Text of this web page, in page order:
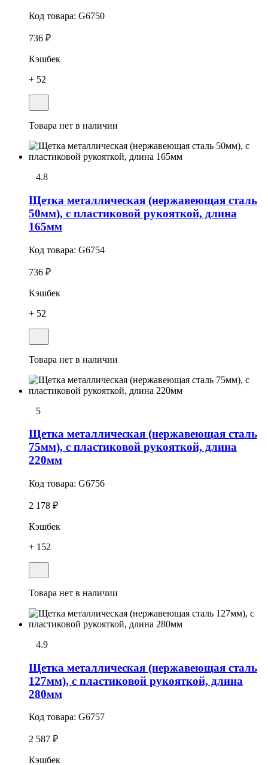
Код товара: G6750
736 ₽
Кэшбек
+ 52
Товара нет в наличии
4.8
Щетка металлическая (нержавеющая сталь
50мм), с пластиковой рукояткой, длина
165мм
Код товара: G6754
736 ₽
Кэшбек
+ 52
Товара нет в наличии
5
Щетка металлическая (нержавеющая сталь
75мм), с пластиковой рукояткой, длина
220мм
Код товара: G6756
2 178 ₽
Кэшбек
+ 152
Товара нет в наличии
4.9
Щетка металлическая (нержавеющая сталь
127мм), с пластиковой рукояткой, длина
280мм
Код товара: G6757
2 587 ₽
Кэшбек